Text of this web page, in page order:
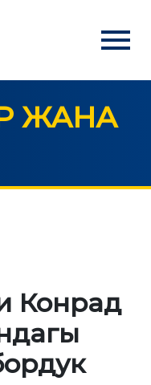
menu
ЖАНА
Конрад